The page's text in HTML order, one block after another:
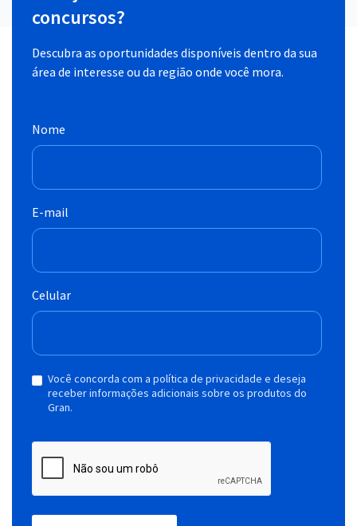
concursos?
Descubra as oportunidades disponíveis dentro da sua
área de interesse ou da região onde você mora.
Nome
E-mail
Celular
Você concorda com a política de privacidade e deseja
receber informações adicionais sobre os produtos do
Gran.